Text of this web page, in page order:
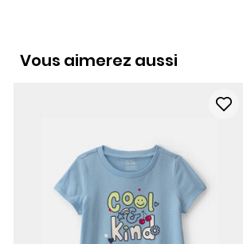
Vous aimerez aussi